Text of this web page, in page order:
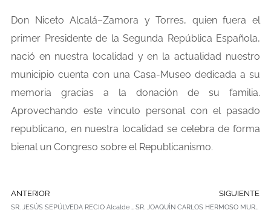
Don Niceto Alcalá–Zamora y Torres, quien fuera el
primer Presidente de la Segunda República Española,
nació en nuestra localidad y en la actualidad nuestro
municipio cuenta con una Casa-Museo dedicada a su
memoria gracias a la donación de su familia.
Aprovechando este vínculo personal con el pasado
republicano, en nuestra localidad se celebra de forma
bienal un Congreso sobre el Republicanismo.
ANTERIOR
SR. JESÚS SEPÚLVEDA RECIO Alcalde de Pozuelo de Alarcón desde 2003.
SIGUIENTE
SR. JOAQUÍN CARLOS HERMOSO MURILLO Alcalde de Puertollano desde 2003.